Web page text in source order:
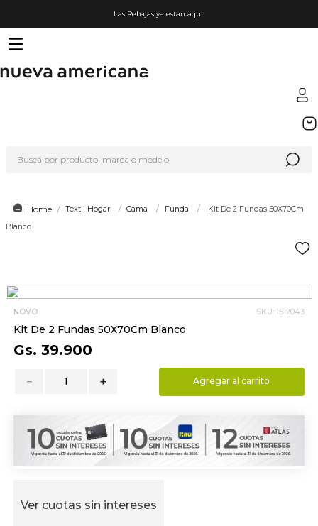
Las Rebajas ya estan aqui.
Textil Hogar Cama Funda
Kit De 2 Fundas 50X70Cm
Blanco
NOVO SKU: 1512043
Kit De 2 Fundas 50X70Cm Blanco
Gs. 39.900
＋
－ Agregar al carrito
Ver cuotas sin intereses
2.
nike
4.
lego
5.
7.
organizador
8.
almohada
9.
hydrate
10. toalla